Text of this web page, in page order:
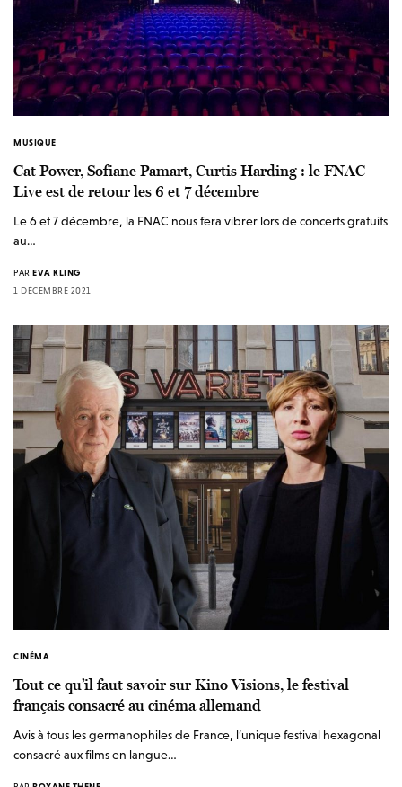
MUSIQUE
Cat Power, Sofiane Pamart, Curtis Harding : le FNAC
Live est de retour les 6 et 7 décembre
Le 6 et 7 décembre, la FNAC nous fera vibrer lors de concerts gratuits
au…
PAR EVA KLING
1 DÉCEMBRE 2021
CINÉMA
Tout ce qu’il faut savoir sur Kino Visions, le festival
français consacré au cinéma allemand
Avis à tous les germanophiles de France, l’unique festival hexagonal
consacré aux films en langue…